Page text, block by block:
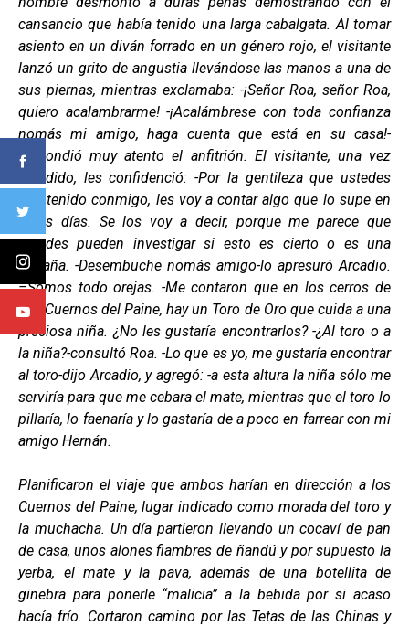
cansancio que había tenido una larga cabalgata. Al tomar
asiento en un diván forrado en un género rojo, el visitante
lanzó un grito de angustia llevándose las manos a una de
sus piernas, mientras exclamaba: -¡Señor Roa, señor Roa,
quiero acalambrarme! -¡Acalámbrese con toda confianza
nomás mi amigo, haga cuenta que está en su casa!-
respondió muy atento el anfitrión. El visitante, una vez
atendido, les confidenció: -Por la gentileza que ustedes
han tenido conmigo, les voy a contar algo que lo supe en
estos días. Se los voy a decir, porque me parece que
ustedes pueden investigar si esto es cierto o es una
patraña. -Desembuche nomás amigo-lo apresuró Arcadio.
–Somos todo orejas. -Me contaron que en los cerros de
Los Cuernos del Paine, hay un Toro de Oro que cuida a una
preciosa niña. ¿No les gustaría encontrarlos? -¿Al toro o a
la niña?-consultó Roa. -Lo que es yo, me gustaría encontrar
al toro-dijo Arcadio, y agregó: -a esta altura la niña sólo me
serviría para que me cebara el mate, mientras que el toro lo
pillaría, lo faenaría y lo gastaría de a poco en farrear con mi
amigo Hernán.
Planificaron el viaje que ambos harían en dirección a los
Cuernos del Paine, lugar indicado como morada del toro y
la muchacha. Un día partieron llevando un cocaví de pan
de casa, unos alones fiambres de ñandú y por supuesto la
yerba, el mate y la pava, además de una botellita de
ginebra para ponerle “malicia” a la bebida por si acaso
hacía frío. Cortaron camino por las Tetas de las Chinas y